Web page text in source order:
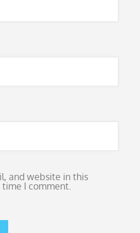
and website in this
I comment.